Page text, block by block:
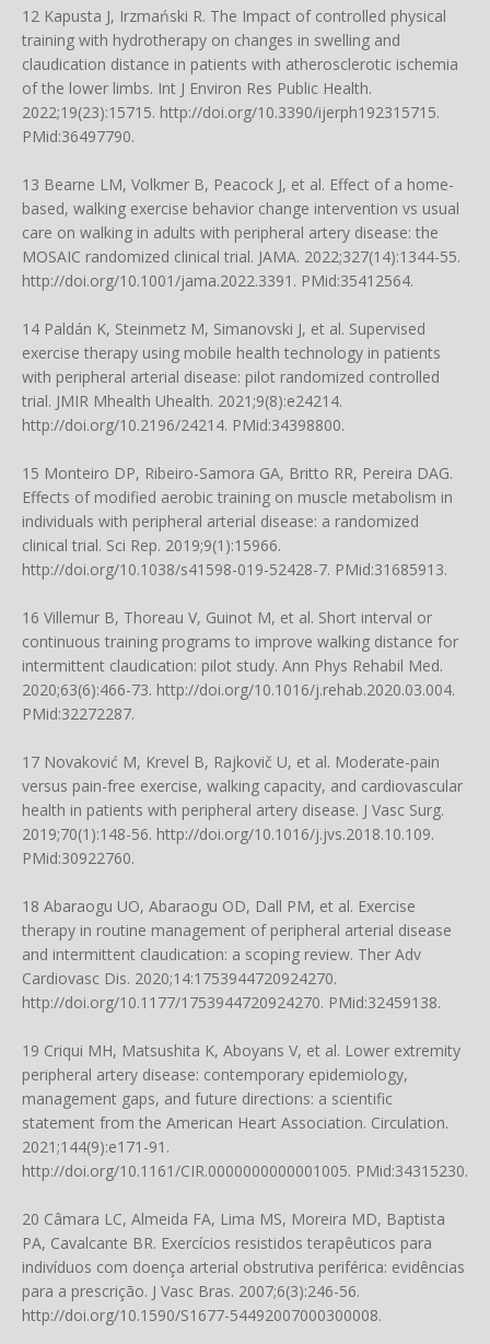
12 Kapusta J, Irzmański R. The Impact of controlled physical
training with hydrotherapy on changes in swelling and
claudication distance in patients with atherosclerotic ischemia
of the lower limbs. Int J Environ Res Public Health.
2022;19(23):15715. http://doi.org/10.3390/ijerph192315715.
PMid:36497790.
13 Bearne LM, Volkmer B, Peacock J, et al. Effect of a home-
based, walking exercise behavior change intervention vs usual
care on walking in adults with peripheral artery disease: the
MOSAIC randomized clinical trial. JAMA. 2022;327(14):1344-55.
http://doi.org/10.1001/jama.2022.3391 . PMid:35412564.
14 Paldán K, Steinmetz M, Simanovski J, et al. Supervised
exercise therapy using mobile health technology in patients
with peripheral arterial disease: pilot randomized controlled
trial. JMIR Mhealth Uhealth. 2021;9(8):e24214.
http://doi.org/10.2196/24214. PMid:34398800.
15 Monteiro DP, Ribeiro-Samora GA, Britto RR, Pereira DAG.
Effects of modified aerobic training on muscle metabolism in
individuals with peripheral arterial disease: a randomized
clinical trial. Sci Rep. 2019;9(1):15966.
http://doi.org/10.1038/s41598-019-52428-7. PMid:31685913.
16 Villemur B, Thoreau V, Guinot M, et al. Short interval or
continuous training programs to improve walking distance for
intermittent claudication: pilot study. Ann Phys Rehabil Med.
2020;63(6):466-73. http://doi.org/10.1016/j.rehab.2020.03.004.
PMid:32272287.
17 Novaković M, Krevel B, Rajkovič U, et al. Moderate-pain
versus pain-free exercise, walking capacity, and cardiovascular
health in patients with peripheral artery disease. J Vasc Surg.
2019;70(1):148-56. http://doi.org/10.1016/j.jvs.2018.10.109.
PMid:30922760.
18 Abaraogu UO, Abaraogu OD, Dall PM, et al. Exercise
therapy in routine management of peripheral arterial disease
and intermittent claudication: a scoping review. Ther Adv
Cardiovasc Dis. 2020;14:1753944720924270.
http://doi.org/10.1177/1753944720924270. PMid:32459138.
19 Criqui MH, Matsushita K, Aboyans V, et al. Lower extremity
peripheral artery disease: contemporary epidemiology,
management gaps, and future directions: a scientific
statement from the American Heart Association. Circulation.
2021;144(9):e171-91.
http://doi.org/10.1161/CIR.0000000000001005. PMid:34315230.
20 Câmara LC, Almeida FA, Lima MS, Moreira MD, Baptista
PA, Cavalcante BR. Exercícios resistidos terapêuticos para
indivíduos com doença arterial obstrutiva periférica: evidências
para a prescrição. J Vasc Bras. 2007;6(3):246-56.
http://doi.org/10.1590/S1677-54492007000300008.